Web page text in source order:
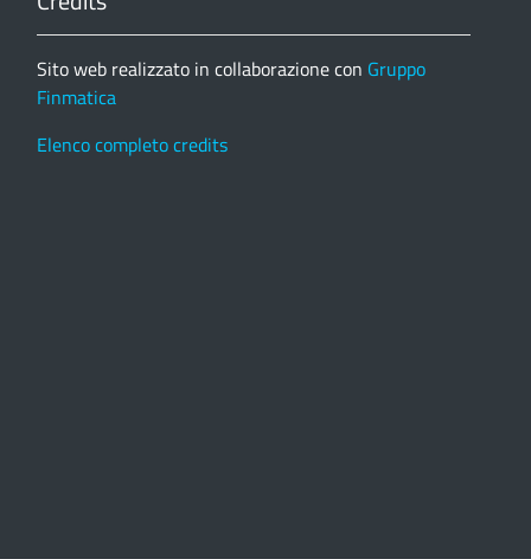
Sito web realizzato in collaborazione con Gruppo
Finmatica
Elenco completo credits